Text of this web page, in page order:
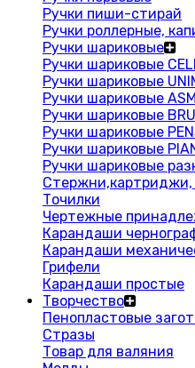
Ручки пиши-стирай
Ручки роллерные,
Ручки шариковые
Ручки шариковые
Ручки шариковые
Ручки шариковые
Ручки шариковые
Ручки шариковые
Ручки шариковые
Ручки шариковые
Стержни,картриджи,
Точилки
Чертежные
Карандаши
Карандаши
Грифели
Карандаши простые
Творчество
Пенопластовые
Стразы
Товар для валяния